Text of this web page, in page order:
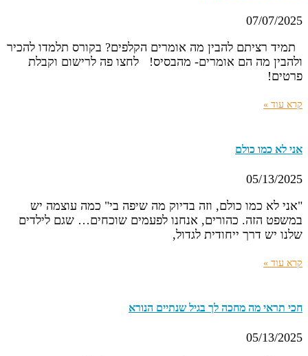
07/07/2025
תמיד רציתם להבין מה אומרים הקלפים? בקורס תלמדו להכיר
ולהבין מה הם אומרים- מהבסיס! לחצו פה לרישום וקבלת
פרטים!
קרא עוד »
אני לא כמו כולם
05/13/2025
"אני לא כמו כולם, וזה בדיוק מה שיפה בי" כמה עוצמה יש
במשפט הזה. כהורים, אנחנו לפעמים שוכחים… שגם לילדים
שלנו יש דרך ייחודית לגדול,
קרא עוד »
חכי תראי מה מחכה לך בגיל שנתיים הנורא
05/13/2025